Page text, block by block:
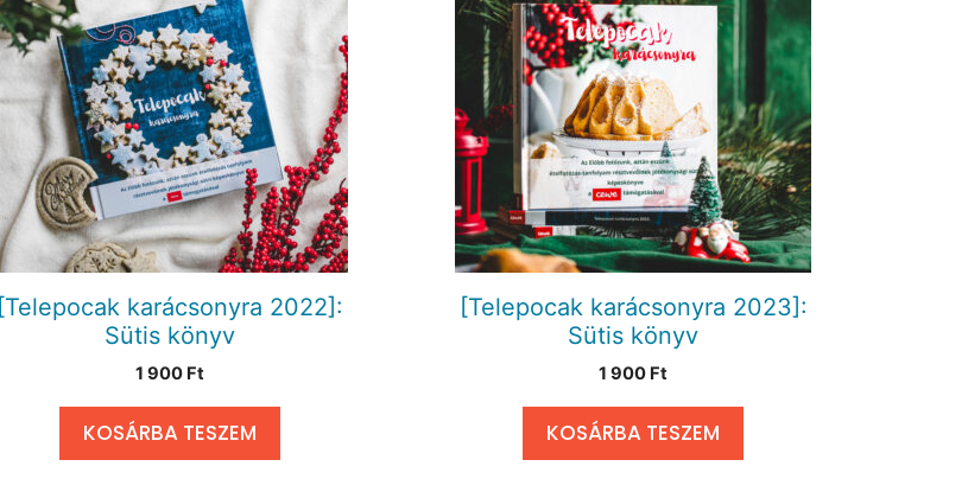
[Telepocak karácsonyra 2022]:
Sütis könyv
1 900 Ft
KOSÁRBA TESZEM
[Telepocak karácsonyra 2023]:
Sütis könyv
1 900 Ft
KOSÁRBA TESZEM